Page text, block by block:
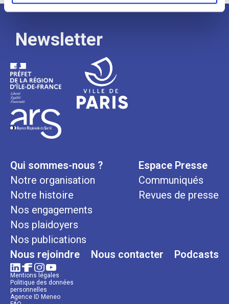
Newsletter
Qui sommes-nous ?
Notre organisation
Notre histoire
Nos engagements
Nos plaidoyers
Nos publications
Espace Presse
Communiqués
Revues de presse
Nous rejoindre Nous contacter Podcasts
Mentions légales
Politique des données
personnelles
Agence ID Meneo